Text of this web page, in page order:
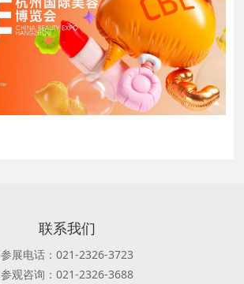
联系我们
参展电话：021-2326-3723
参观咨询：021-2326-3688